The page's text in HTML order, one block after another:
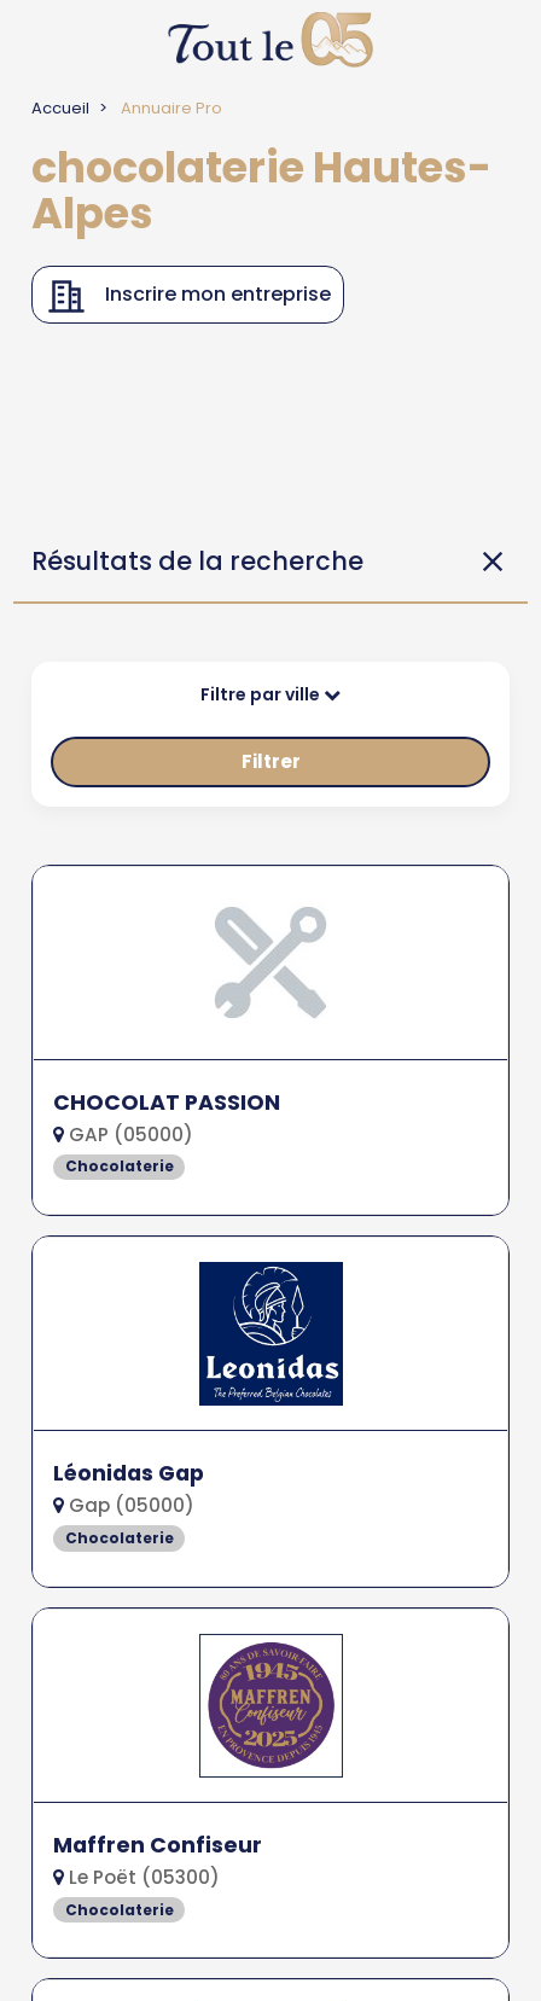
Accueil Annuaire Pro
chocolaterie Hautes-
Alpes
Inscrire mon entreprise
Résultats de la recherche
Filtre par ville
Filtrer
CHOCOLAT PASSION
GAP (05000)
Chocolaterie
Léonidas Gap
Gap (05000)
Chocolaterie
Maffren Confiseur
Le Poët (05300)
Chocolaterie